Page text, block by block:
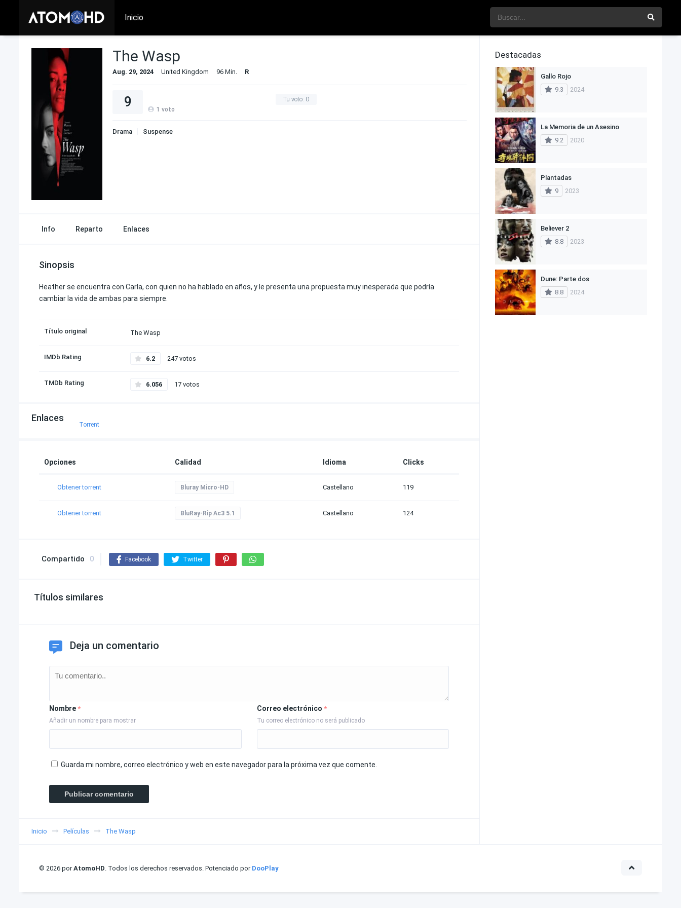
Inicio
The Wasp
Aug. 29, 2024 United Kingdom 96 Min. R
Tu voto: 0
9 1 voto
Drama Suspense
Info Reparto Enlaces
Sinopsis
Heather se encuentra con Carla, con quien no ha hablado en años, y le presenta una propuesta muy inesperada que podría
cambiar la vida de ambas para siempre.
Título original The Wasp
IMDb Rating 6.2 247 votos
TMDb Rating 6.056 17 votos
Enlaces
Torrent
Opciones Calidad Idioma Clicks
Obtener torrent Bluray Micro-HD Castellano 119
Obtener torrent BluRay-Rip Ac3 5.1 Castellano 124
Compartido 0 Facebook Twitter
Títulos similares
Deja un comentario
Nombre *
Añadir un nombre para mostrar
Correo electrónico *
Tu correo electrónico no será publicado
Guarda mi nombre, correo electrónico y web en este navegador para la próxima vez que comente.
Inicio Películas The Wasp
Destacadas
Gallo Rojo
9.3
2024
La Memoria de un Asesino
9.2
2020
Plantadas
9
2023
Believer 2
8.8
2023
Dune: Parte dos
8.8
2024
© 2026 porAtomoHD. Todos los derechos reservados. Potenciado por DooPlay